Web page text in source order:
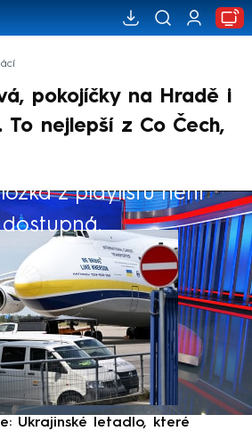
pokojíčky na Hradě i
To nejlepší z Co Čech,
z playlistu není
dostupná.
Ukrajinské letadlo, které